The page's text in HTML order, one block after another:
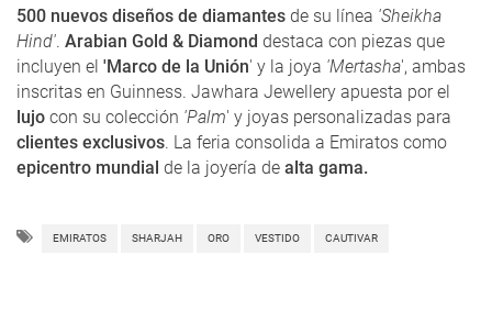
500 nuevos diseños de diamantes de su línea 'Sheikha
Hind'. Arabian Gold & Diamond destaca con piezas que
incluyen el 'Marco de la Unión' y la joya 'Mertasha', ambas
inscritas en Guinness. Jawhara Jewellery apuesta por el
lujo con su colección 'Palm' y joyas personalizadas para
clientes exclusivos. La feria consolida a Emiratos como
epicentro mundial de la joyería de alta gama.
EMIRATOS SHARJAH ORO VESTIDO CAUTIVAR